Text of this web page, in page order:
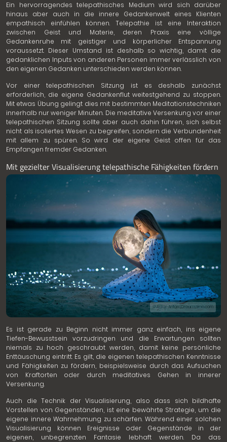
Ein hervorragendes telepathisches Medium wird sich darüber
hinaus aber auch in die innere Gedankenwelt eines Klienten
empathisch einfühlen können. Telepathie ist eine Interaktion
zwischen Geist und Materie, deren Praxis eine völlige
Gedankenruhe mit geistiger und körperlicher Entspannung
voraussetzt. Dieser Umstand ist deshalb so wichtig, damit die
gedanklichen Inputs von anderen Personen immer verlässlich von
den eigenen Gedanken unterschieden werden können.
Vor einer telepathischen Sitzung ist es deshalb zunächst
erforderlich, die eigene Gedankenflut weitestgehend zu stoppen.
Mit etwas Übung gelingt dies mit bestimmten Meditationstechniken
innerhalb nur weniger Minuten. Die meditative Versenkung vor einer
telepathischen Sitzung sollte aber auch dahin führen, sich selbst
nicht als isoliertes Wesen zu begreifen, sondern die Verbundenheit
mit allem zu spüren. So wird der eigene Geist offen für das
Empfangen fremder Gedanken.
Mit gezielter Visualisierung telepathische Fähigkeiten fördern
© Anton Anton | Dreamstime.com
Es ist gerade zu Beginn nicht immer ganz einfach, ins eigene
Tiefen-Bewusstsein vorzudringen und die Erwartungen sollten
niemals zu hoch geschraubt werden, damit keine persönliche
Enttäuschung eintritt. Es gilt, die eigenen telepathischen Kenntnisse
und Fähigkeiten zu fördern, beispielsweise durch das Aufsuchen
von Kraftorten oder durch meditatives Gehen in innerer
Versenkung.
Auch die Technik der Visualisierung, also dass sich bildhafte
Vorstellen von Gegenständen, ist eine bewährte Strategie, um die
eigene innere Wahrnehmung zu schärfen. Während einer solchen
Visualisierung können Ereignisse oder Gegenstände in der
eigenen, unbegrenzten Fantasie lebhaft werden. Da das